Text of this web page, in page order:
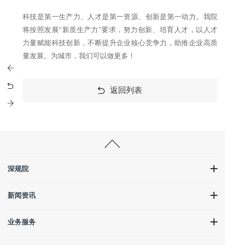
科技是第一生产力、人才是第一资源、创新是第一动力。我院
将按照发展“新质生产力”要求，努力创新、培育人才，以人才
力量赋能科技创新，不断提升企业核心竞争力，助推企业高质
量发展。为城市，我们可以做更多！
返回列表
深规院
新闻资讯
业务服务